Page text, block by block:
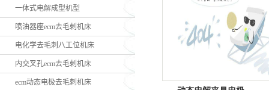
一体式电解成型机型
喷油器座ecm去毛刺机床
电化学去毛刺八工位机床
内交叉孔ecm去毛刺机床
ecm动态电极去毛刺机床